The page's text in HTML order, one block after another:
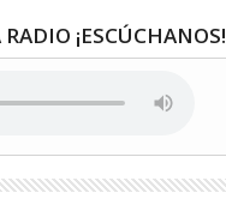
¡ESCÚCHANOS!